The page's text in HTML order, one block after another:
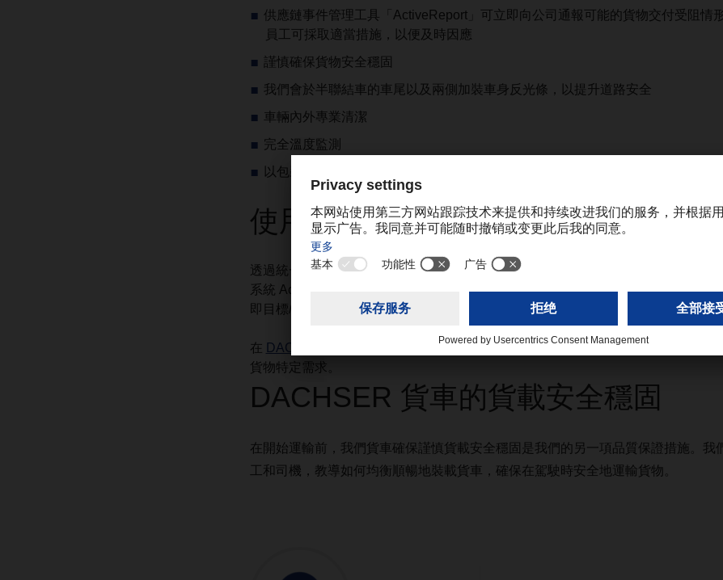
供應鏈事件管理工具「ActiveReport」可立即向公司通報可能的貨物交付受阻情
員工可採取適當措施，以便及時因應
謹慎確保貨物安全穩固
我們會於半聯結車的車尾以及兩側加裝車身反光條，以提升道路安全
車輛內外專業清潔
完全溫度監測
以包裝等級進行貨物追蹤
使用軟體標準和資料庫進行品質控制
透過統一的軟體標準和 IT 資料庫衡量定義的服務。此中央品質控制的中心要素是
系統 ActiveReport。
讓您和我們 DACHSER 分支機構的服務部門能
即目標/效能比較，及時獲得可能運輸遞交受阻的資
在 DACHSER Chem Logistics 和 DACHSER Food Logistics，我們已建立透過 IT
貨物特定需求。
DACHSER 貨車的貨載安全穩固
在開始運輸前，我們貨車確保謹慎貨載安全穩固是我們的另一項品質保證措施。我
工和司機，教導如何均衡順暢地裝載貨車，確保在駕駛時安全地運輸貨物。